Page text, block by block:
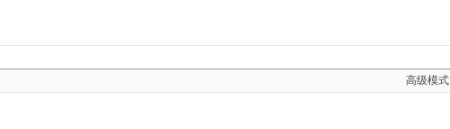
高级模式